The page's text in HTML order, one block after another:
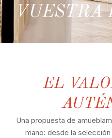
VUESTRA
EL
Una propuesta de
mano: desde la